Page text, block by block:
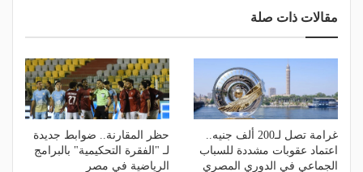
مقالات ذات صلة
غرامة تصل لـ200 ألف جنيه..
اعتماد عقوبات مشددة للسباب
الجماعي في الدوري المصري
حظر المقارنة.. ضوابط جديدة
لـ "الفقرة التحكيمية" بالبرامج
الرياضية في مصر